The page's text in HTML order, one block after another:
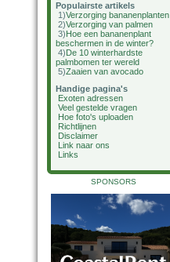
Populairste artikels
1)Verzorging bananenplanten
2)Verzorging van palmen
3)Hoe een bananenplant
beschermen in de winter?
4)De 10 winterhardste
palmbomen ter wereld
5)Zaaien van avocado
Handige pagina's
Exoten adressen
Veel gestelde vragen
Hoe foto's uploaden
Richtlijnen
Disclaimer
Link naar ons
Links
SPONSORS